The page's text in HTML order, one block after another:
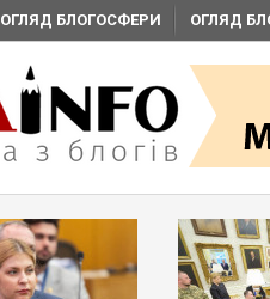
ОГЛЯД БЛОГОСФЕРИ ОГЛЯД